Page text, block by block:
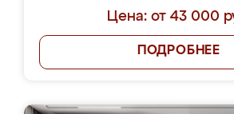
Цена: от 43 000
ПОДРОБНЕЕ